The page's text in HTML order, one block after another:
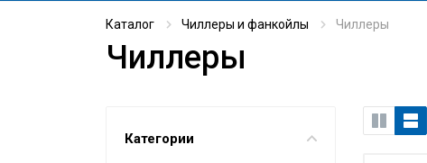
Кондиционеры для дома
Мульти сплит-системы
Промышленные
кондиционеры
Каталог Чиллеры и фанкойлы Чиллеры
Чиллеры
Категории